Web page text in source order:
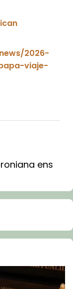
2026-
viaje-
ens
ha